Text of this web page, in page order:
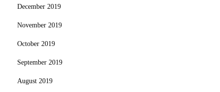
December 2019
November 2019
October 2019
September 2019
August 2019